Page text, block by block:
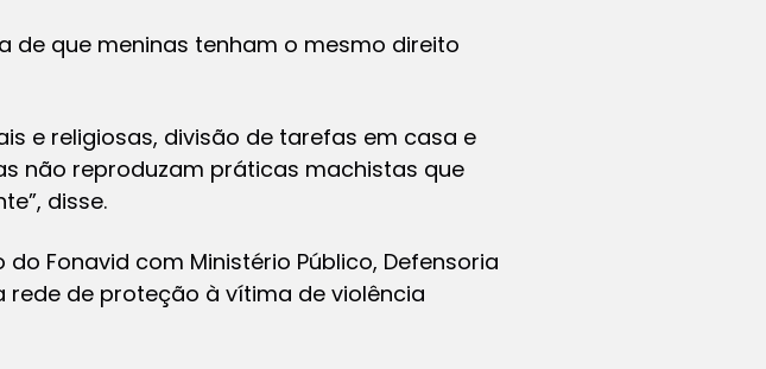
de que meninas tenham o mesmo direito
e religiosas, divisão de tarefas em casa e
não reproduzam práticas machistas que
disse.
Fonavid com Ministério Público, Defensoria
de proteção à vítima de violência